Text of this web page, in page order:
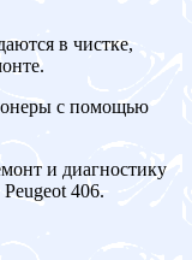
в чистке,
с помощью
и диагностику
406.